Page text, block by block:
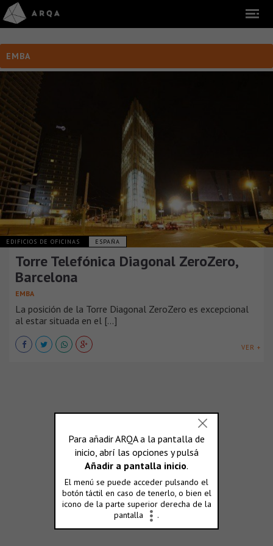
EMBA
EDIFICIOS DE OFICINAS ESPAÑA
Torre Telefónica Diagonal ZeroZero,
Barcelona
EMBA
La posición de la Torre Diagonal ZeroZero es excepcional
al estar situada en el [...]
VER +